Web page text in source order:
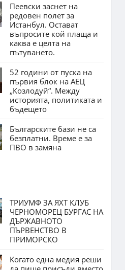
Пеевски заснет на
редовен полет за
Истанбул. Остават
въпросите кой плаща и
каква е целта на
пътуването.
52 години от пуска на
първия блок на АЕЦ
„Козлодуй“. Между
историята, политиката и
бъдещето
Българските бази не са
безплатни. Време е за
ПВО в замяна
ТРИУМФ ЗА ЯХТ КЛУБ
ЧЕРНОМОРЕЦ БУРГАС НА
ДЪРЖАВНОТО
ПЪРВЕНСТВО В
ПРИМОРСКО
Когато една медия реши